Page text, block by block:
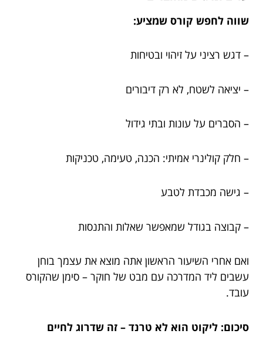
שווה לחפש קורס שמציע:
– דגש רציני על זיהוי ובטיחות
– יציאה לשטח, לא רק דיבורים
– הסברים על עונות ובתי גידול
– חלק קולינרי אמיתי: הכנה, טעימה, טכניקות
– גישה מכבדת לטבע
– קבוצה בגודל שמאפשר שאלות והתנסות
ואם אחרי השיעור הראשון אתה מוצא את עצמך בוחן
עשבים ליד המדרכה עם מבט של חוקר – סימן שהקורס
עובד.
סיכום: ליקוט הוא לא טרנד – זה שדרוג לחיים